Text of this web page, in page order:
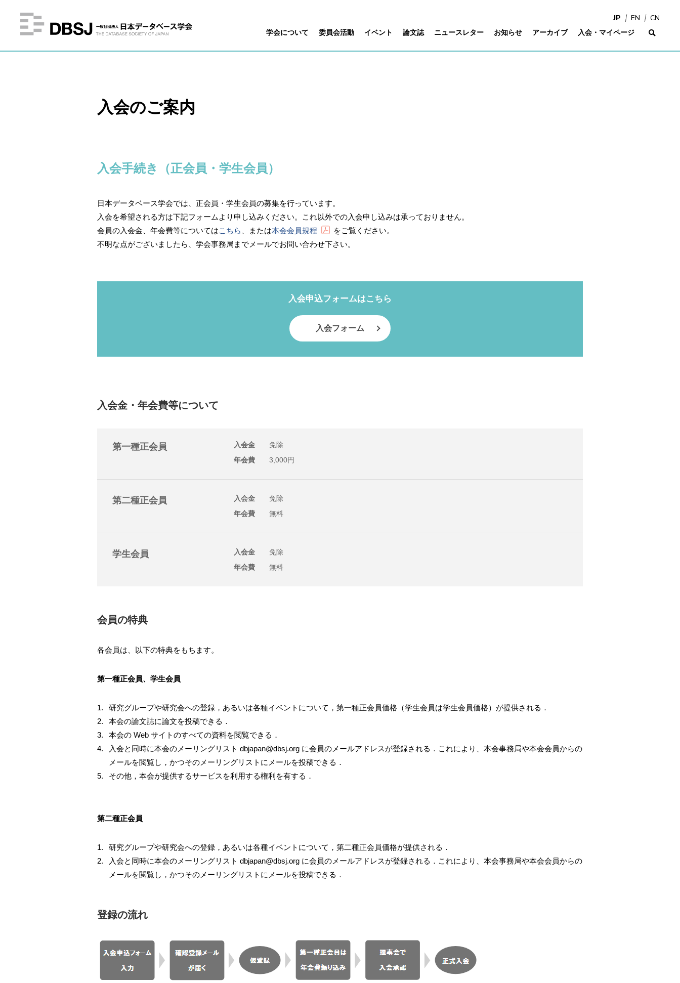
学会について 委員会活動 イベント 論文誌 ニュースレター お知らせ アーカイブ 入会・マイページ
JP EN CN
入会のご案内
入会手続き（正会員・学生会員）
日本データベース学会では、正会員・学生会員の募集を行っています。
入会を希望される方は下記フォームより申し込みください。これ以外での入会申し込みは承っておりません。
会員の入会金、年会費等についてはこちら 、または本会会員規程
をご覧ください。
不明な点がございましたら、学会事務局までメールでお問い合わせ下さい。
入会申込フォームはこちら
入会フォーム
入会金・年会費等について
第一種正会員 入会金
免除
年会費
3,000円
第二種正会員 入会金
免除
年会費
無料
学生会員 入会金
免除
年会費
無料
会員の特典
各会員は、以下の特典をもちます。
第一種正会員、学生会員
研究グループや研究会への登録，あるいは各種イベントについて，第一種正会員価格（学生会員は学生会員価格）が提供される．
本会の論文誌に論文を投稿できる．
本会の Web サイトのすべての資料を閲覧できる．
入会と同時に本会のメーリングリスト dbjapan@dbsj.org に会員のメールアドレスが登録される．これにより、本会事務局や本会会員からの
メールを閲覧し，かつそのメーリングリストにメールを投稿できる．
その他，本会が提供するサービスを利用する権利を有する．
第二種正会員
研究グループや研究会への登録，あるいは各種イベントについて，第二種正会員価格が提供される．
入会と同時に本会のメーリングリスト dbjapan@dbsj.org に会員のメールアドレスが登録される．これにより、本会事務局や本会会員からの
メールを閲覧し，かつそのメーリングリストにメールを投稿できる．
登録の流れ